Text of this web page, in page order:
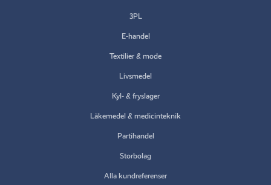
3PL
E-handel
Textilier & mode
Livsmedel
Kyl- & fryslager
Läkemedel & medicinteknik
Partihandel
Storbolag
Alla kundreferenser